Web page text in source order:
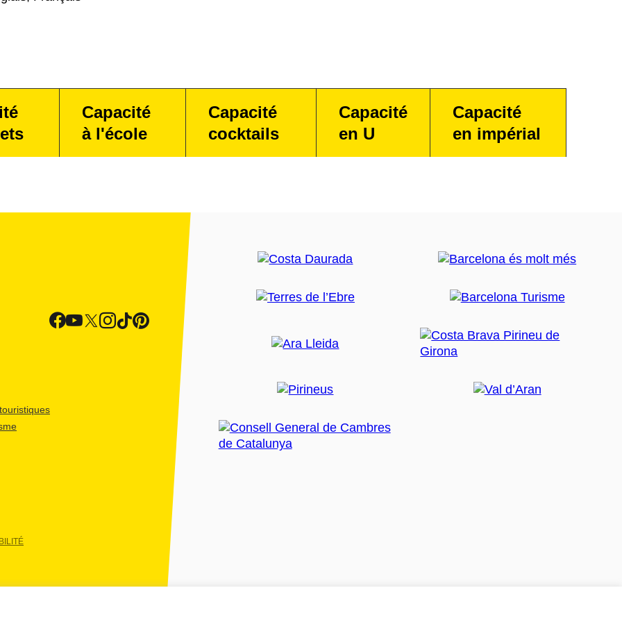
Capacité
à l'école
Capacité
cocktails
Capacité
en U
Capacité
en impérial